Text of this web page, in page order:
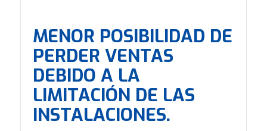
MENOR POSIBILIDAD DE
PERDER VENTAS
DEBIDO A LA
LIMITACIÓN DE LAS
INSTALACIONES.